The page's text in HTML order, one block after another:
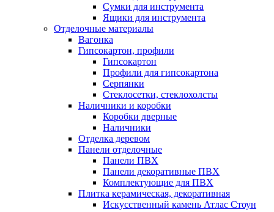
Сумки для инструмента
Ящики для инструмента
Отделочные материалы
Вагонка
Гипсокартон, профили
Гипсокартон
Профили для гипсокартона
Серпянки
Стеклосетки, стеклохолсты
Наличники и коробки
Коробки дверные
Наличники
Отделка деревом
Панели отделочные
Панели ПВХ
Панели декоративные ПВХ
Комплектующие для ПВХ
Плитка керамическая, декоративная
Искусственный камень Атлас Стоун